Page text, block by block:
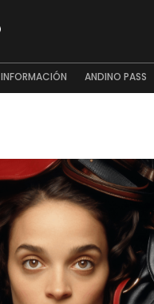
INFORMACIÓN ANDINO PASS